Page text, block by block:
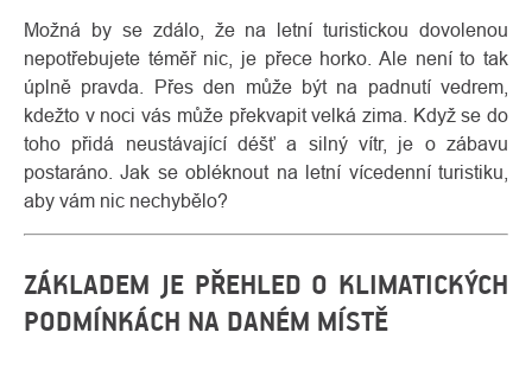
Možná by se zdálo, že na letní turistickou dovolenou
nepotřebujete téměř nic, je přece horko. Ale není to tak
úplně pravda. Přes den může být na padnutí vedrem,
kdežto v noci vás může překvapit velká zima. Když se do
toho přidá neustávající déšť a silný vítr, je o zábavu
postaráno. Jak se obléknout na letní vícedenní turistiku,
aby vám nic nechybělo?
ZÁKLADEM JE PŘEHLED O KLIMATICKÝCH
PODMÍNKÁCH NA DANÉM MÍSTĚ